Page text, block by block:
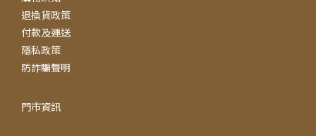
退換貨政策
付款及運送
隱私政策
防詐騙聲明
門市資訊